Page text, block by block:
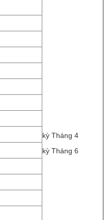
kỳ Tháng 4
kỳ Tháng 6